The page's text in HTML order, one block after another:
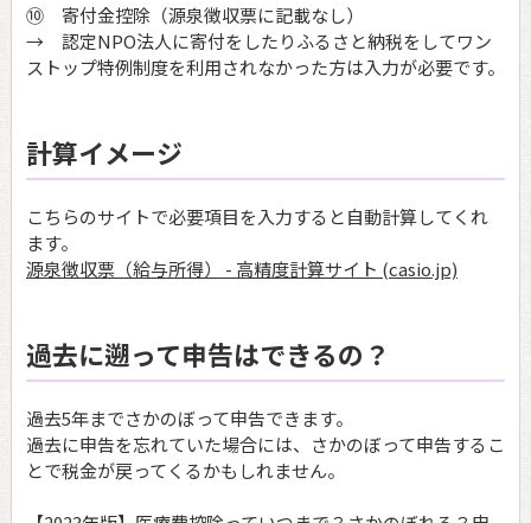
⑩ 寄付金控除（源泉徴収票に記載なし）
→ 認定NPO法人に寄付をしたりふるさと納税をしてワン
ストップ特例制度を利用されなかった方は入力が必要です。
計算イメージ
こちらのサイトで必要項目を入力すると自動計算してくれ
ます。
源泉徴収票（給与所得） - 高精度計算サイト (casio.jp)
過去に遡って申告はできるの？
過去5年までさかのぼって申告できます。
過去に申告を忘れていた場合には、さかのぼって申告するこ
とで税金が戻ってくるかもしれません。